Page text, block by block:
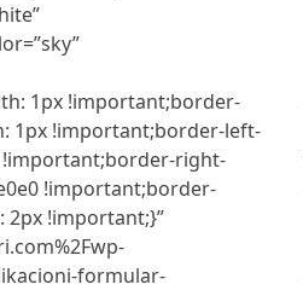
1px !important;border-
1px !important;border-left-
right-
!important;border-
!important;}”
formular-